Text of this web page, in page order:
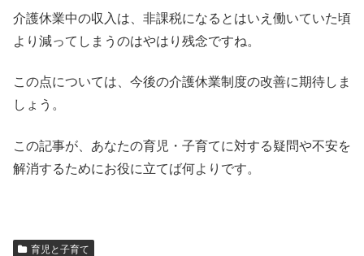
介護休業中の収入は、非課税になるとはいえ働いていた頃
より減ってしまうのはやはり残念ですね。
この点については、今後の介護休業制度の改善に期待しま
しょう。
この記事が、あなたの育児・子育てに対する疑問や不安を
解消するためにお役に立てば何よりです。
育児と子育て